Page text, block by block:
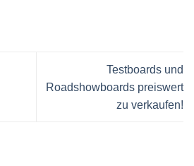
Testboards und
Roadshowboards preiswert
zu verkaufen!